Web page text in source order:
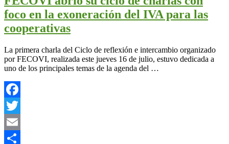
foco en la exoneración del IVA para las
cooperativas
La primera charla del Ciclo de reflexión e intercambio organizado
por FECOVI, realizada este jueves 16 de julio, estuvo dedicada a
uno de los principales temas de la agenda del …
Facebook
Twitter
Email